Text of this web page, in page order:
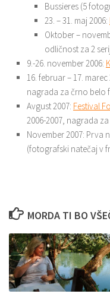
Bussieres (5
23. – 31. maj 2006:
Oktober –
odličnost za 2
9.-26. november 2006:
16. februar – 17. marec
nagrada za črno belo
Avgust 2007: Festival
2006-2007, nagrada
November 2007:
(fotografski natečaj v
MORDA TI BO